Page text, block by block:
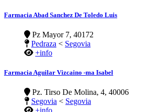
Farmacia Abad Sanchez De Toledo Luis
Pz Mayor 7, 40172
Pedraza < Segovia
+info
Farmacia Aguilar Vizcaino -ma Isabel
Pz. Tirso De Molina, 4, 40006
Segovia < Segovia
+info